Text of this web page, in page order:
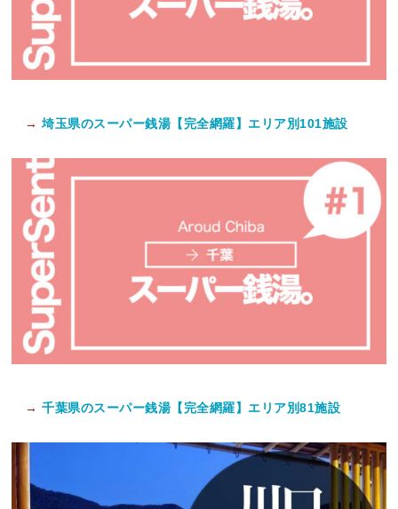
→ 埼玉県のスーパー銭湯【完全網羅】エリア別101施設
→ 千葉県のスーパー銭湯【完全網羅】エリア別81施設